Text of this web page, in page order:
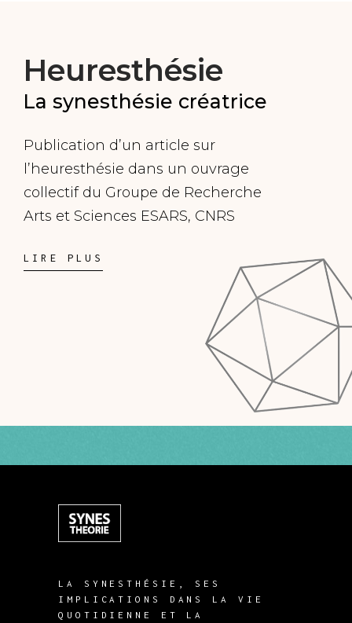
LIRE PLUS
La synesthésie créatrice
Publication d’un article sur
l’heuresthésie dans un ouvrage
collectif du Groupe de Recherche
Arts et Sciences ESARS, CNRS
Heuresthésie
LA SYNESTHÉSIE, SES
IMPLICATIONS DANS LA VIE
QUOTIDIENNE ET LA